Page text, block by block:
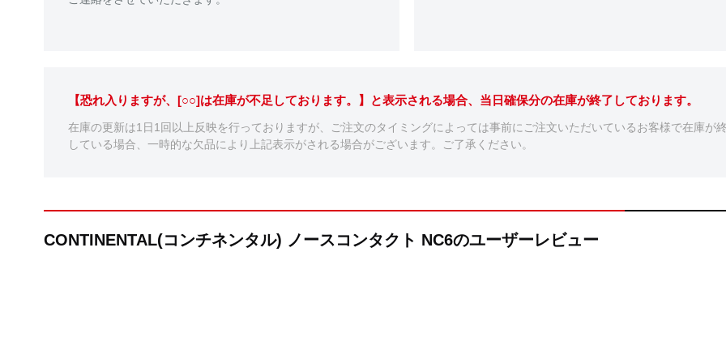
【恐れ入りますが、[○○]は在庫が不足しております。】と表示される場合、当日確保分の在庫が終了しております。
在庫の更新は1日1回以上反映を行っておりますが、ご注文のタイミングによっては事前にご注文いただいているお客様で在庫が
している場合、一時的な欠品により上記表示がされる場合がございます。ご了承ください。
CONTINENTAL(コンチネンタル) ノースコンタクト NC6のユーザーレビュー